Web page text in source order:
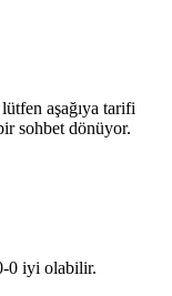
aşağıya tarifi
sohbet dönüyor.
0 iyi olabilir.